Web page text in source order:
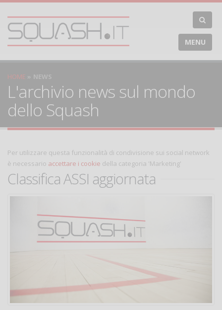
MENU
HOME NEWS
L'archivio news sul mondo
dello Squash
Per utilizzare questa funzionalità di condivisione sui social network
è necessario accettare i cookie della categoria 'Marketing'
Classifica ASSI aggiornata